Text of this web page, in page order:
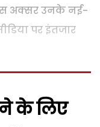
अक्सर उनके नई-
पर इंतजार
के लिए